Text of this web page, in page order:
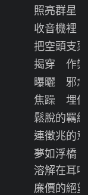
照亮群星
收音機裡
把空頭支
揭穿 作弊
曝曬 邪念
焦躁 埋伏
鬆脫的羈絆
連徵兆的
夢如浮橋
溶解在耳
廉價的絕